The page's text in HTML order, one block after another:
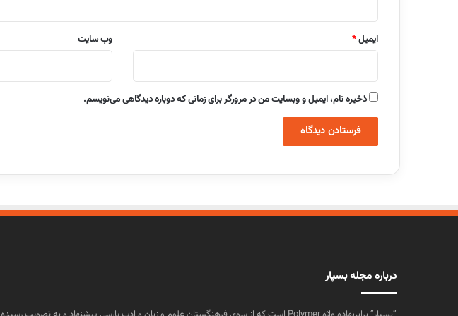
ایمیل* وب‌ سایت
ذخیره نام، ایمیل و وبسایت من در مرورگر برای زمانی که دوباره دیدگاهی می‌نویسم.
درباره مجله بسپار